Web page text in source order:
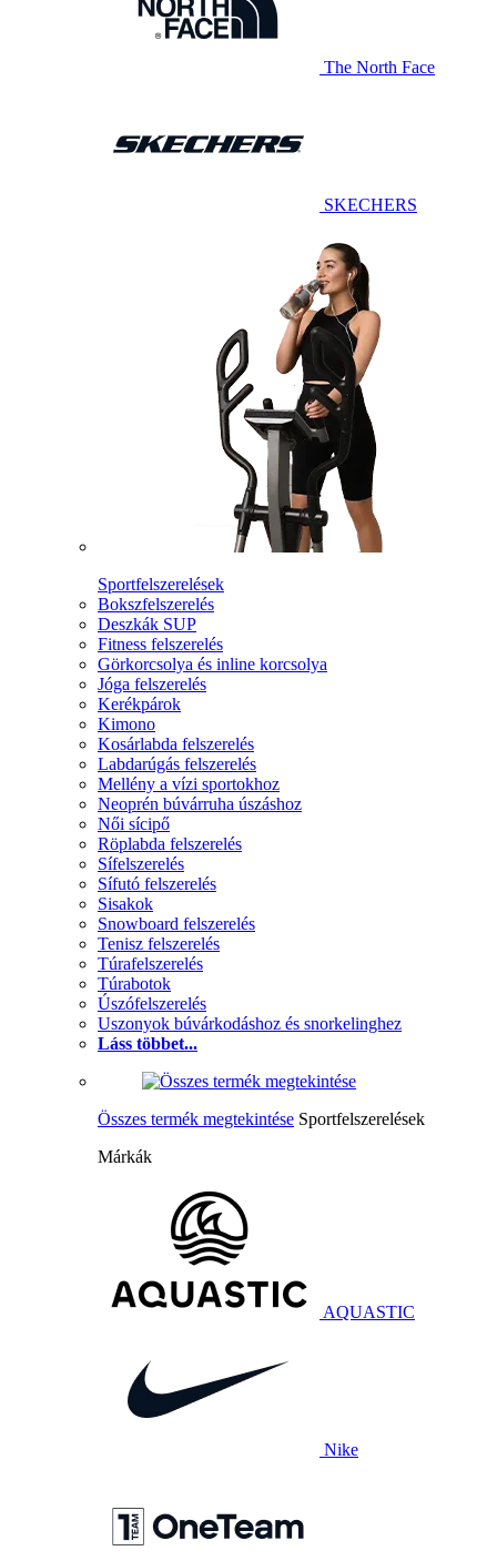
The North Face
SKECHERS
Sportfelszerelések
Bokszfelszerelés
Deszkák SUP
Fitness felszerelés
Görkorcsolya és inline korcsolya
Jóga felszerelés
Kerékpárok
Kimono
Kosárlabda felszerelés
Labdarúgás felszerelés
Mellény a vízi sportokhoz
Neoprén búvárruha úszáshoz
Női sícipő
Röplabda felszerelés
Sífelszerelés
Sífutó felszerelés
Sisakok
Snowboard felszerelés
Tenisz felszerelés
Túrafelszerelés
Túrabotok
Úszófelszerelés
Uszonyok búvárkodáshoz és snorkelinghez
Láss többet...
Összes termék megtekintése Sportfelszerelések
Márkák
AQUASTIC
Nike